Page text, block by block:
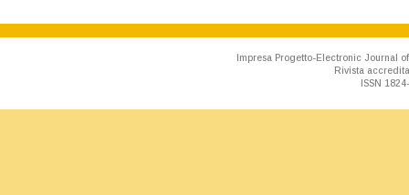
Impresa Progetto-Electronic Journal
Rivista
ISSN